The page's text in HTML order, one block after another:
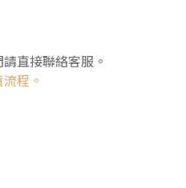
直接聯絡客服。
程。